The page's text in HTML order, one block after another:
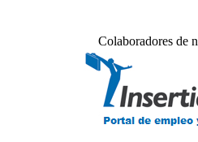
Colaboradores de